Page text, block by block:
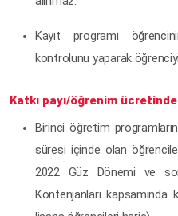
Kayıt programı
kontrolunu yaparak
Katkı payı/öğrenim
Birinci öğretim
süresi içinde olan
2022 Güz Dönemi ve
Kontenjanları